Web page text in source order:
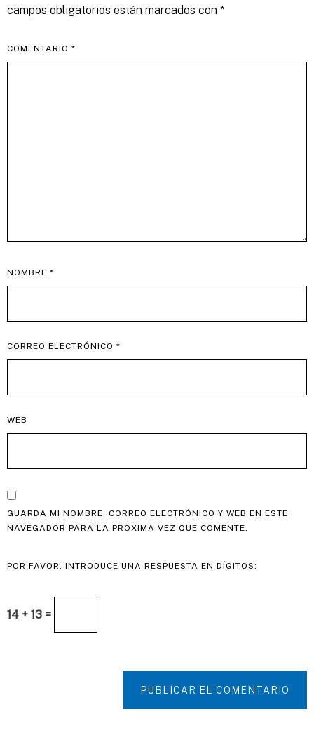
campos obligatorios están marcados con *
COMENTARIO *
NOMBRE *
CORREO ELECTRÓNICO *
WEB
GUARDA MI NOMBRE, CORREO ELECTRÓNICO Y WEB EN ESTE
NAVEGADOR PARA LA PRÓXIMA VEZ QUE COMENTE.
POR FAVOR, INTRODUCE UNA RESPUESTA EN DÍGITOS:
14 + 13 =
PUBLICAR EL COMENTARIO